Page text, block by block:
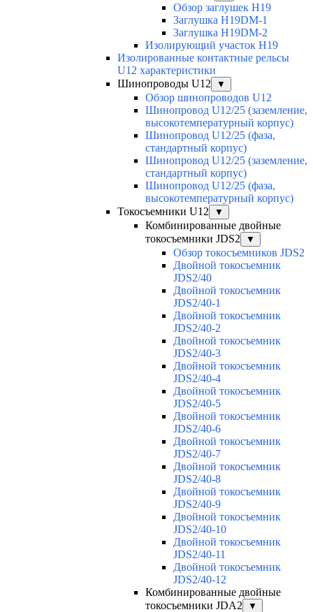
Обзор заглушек H19
Заглушка H19DM-1
Заглушка H19DM-2
Изолирующий участок H19
Изолированные контактные рельсы
U12 характеристики
Шинопроводы U12
▼
Обзор шинопроводов U12
Шинопровод U12/25 (заземление,
высокотемпературный корпус)
Шинопровод U12/25 (фаза,
стандартный корпус)
Шинопровод U12/25 (заземление,
стандартный корпус)
Шинопровод U12/25 (фаза,
высокотемпературный корпус)
Токосъемники U12
▼
Комбинированные двойные
токосъемники JDS2
▼
Обзор токосъемников JDS2
Двойной токосъемник
JDS2/40
Двойной токосъемник
JDS2/40-1
Двойной токосъемник
JDS2/40-2
Двойной токосъемник
JDS2/40-3
Двойной токосъемник
JDS2/40-4
Двойной токосъемник
JDS2/40-5
Двойной токосъемник
JDS2/40-6
Двойной токосъемник
JDS2/40-7
Двойной токосъемник
JDS2/40-8
Двойной токосъемник
JDS2/40-9
Двойной токосъемник
JDS2/40-10
Двойной токосъемник
JDS2/40-11
Двойной токосъемник
JDS2/40-12
Комбинированные двойные
токосъемники JDA2
▼